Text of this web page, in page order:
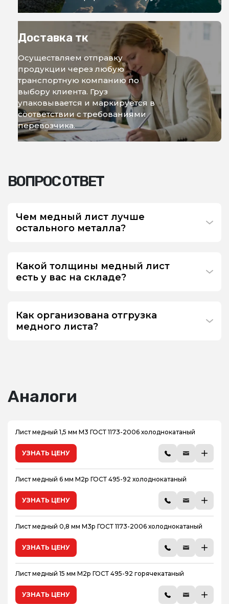
Доставка тк
Осуществляем отправку
продукции через любую
транспортную компанию по
выбору клиента. Груз
упаковывается и маркируется в
соответствии с требованиями
перевозчика.
ВОПРОС ОТВЕТ
Чем медный лист лучше
остального металла?
Какой толщины медный лист
есть у вас на складе?
Как организована отгрузка
медного листа?
Аналоги
Лист медный 1,5 мм М3 ГОСТ 1173-2006 холоднокатаный
УЗНАТЬ ЦЕНУ
Лист медный 6 мм М2р ГОСТ 495-92 холоднокатаный
УЗНАТЬ ЦЕНУ
Лист медный 0,8 мм М3р ГОСТ 1173-2006 холоднокатаный
УЗНАТЬ ЦЕНУ
Лист медный 15 мм М2р ГОСТ 495-92 горячекатаный
УЗНАТЬ ЦЕНУ